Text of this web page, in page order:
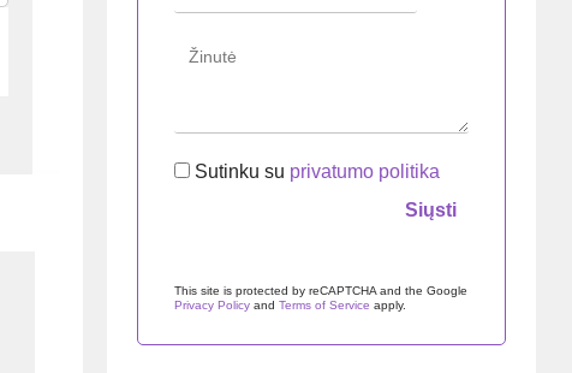
Sutinku su privatumo politika
This site is protected by reCAPTCHA and the Google
Privacy Policyand Terms of Service apply.